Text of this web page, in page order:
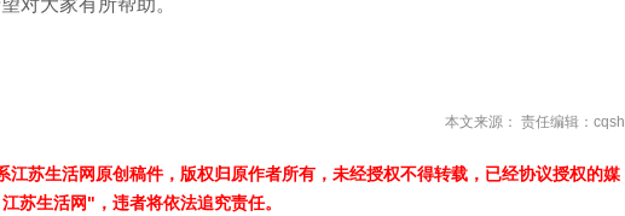
本文来源： 责任编辑：cqsh
江苏生活网原创稿件，版权归原作者所有，未经授权不得转载，已经协议授权的媒
苏生活网"，违者将依法追究责任。